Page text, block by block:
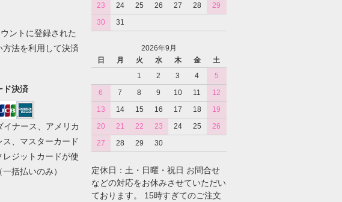
ントに登録された
法を利用して決済
ド決済
イナース、アメリカ
ス、マスターカード
ジットカードが使
括払いのみ）
23
24 25 26 27 28
29
30
31
2026年9月
日
月 火 水 木 金
土
1
2 3 4
5
6
7 8 9 10 11
12
13
14 15 16 17 18
19
20
21 22 23 24 25
26
27
28 29 30
定休日：土・日曜・祝日 お問合せ
などの対応をお休みさせていただい
ております。 15時すぎてのご注文